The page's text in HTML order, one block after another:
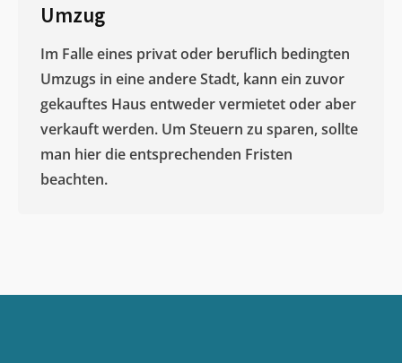
Umzug
Im Falle eines privat oder beruflich bedingten
Umzugs in eine andere Stadt, kann ein zuvor
gekauftes Haus entweder vermietet oder aber
verkauft werden. Um Steuern zu sparen, sollte
man hier die entsprechenden Fristen
beachten.